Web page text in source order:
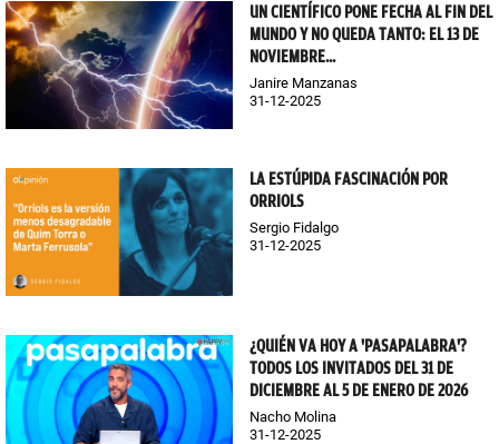
UN CIENTÍFICO PONE FECHA AL FIN DEL
MUNDO Y NO QUEDA TANTO: EL 13 DE
NOVIEMBRE...
Janire Manzanas
31-12-2025
LA ESTÚPIDA FASCINACIÓN POR
ORRIOLS
Sergio Fidalgo
31-12-2025
¿QUIÉN VA HOY A 'PASAPALABRA'?
TODOS LOS INVITADOS DEL 31 DE
DICIEMBRE AL 5 DE ENERO DE 2026
Nacho Molina
31-12-2025